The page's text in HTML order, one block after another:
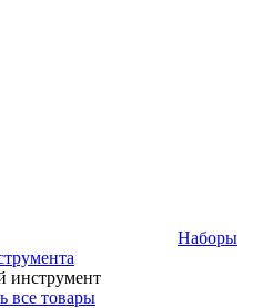
Наборы
инструмент
все товары